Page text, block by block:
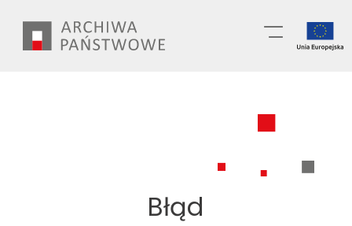
treści
Błąd